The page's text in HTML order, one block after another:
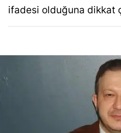
ifadesi olduğuna dikkat